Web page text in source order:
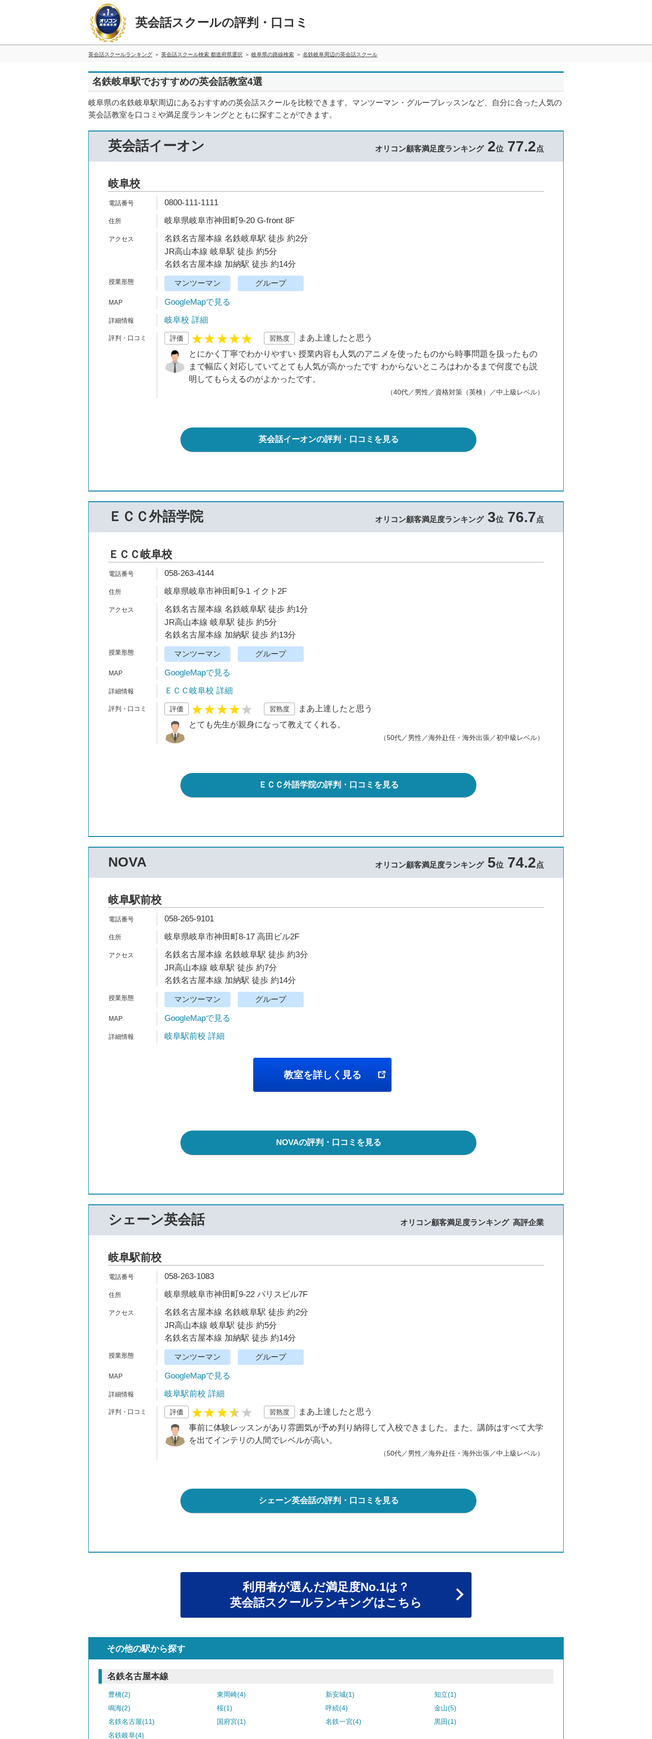
英会話スクールの評判・口コミ
英会話スクールランキング 英会話スクール検索 都道府県選択 岐阜県の路線検索 名鉄岐阜周辺の英会話スクール
名鉄岐阜駅でおすすめの英会話教室4選
岐阜県の名鉄岐阜駅周辺にあるおすすめの英会話スクールを比較できます。マンツーマン・グループレッスンなど、自分に合った人気の
英会話教室を口コミや満足度ランキングとともに探すことができます。
英会話イーオン オリコン顧客満足度ランキング2位 77.2点
岐阜校
0800-111-1111
岐阜県岐阜市神田町9-20 G-front 8F
名鉄名古屋本線 名鉄岐阜駅 徒歩 約2分
JR高山本線 岐阜駅 徒歩 約5分
名鉄名古屋本線 加納駅 徒歩 約14分
マンツーマン グループ
GoogleMapで見る
岐阜校 詳細
評価 習熟度
まあ上達したと思う
とにかく丁寧でわかりやすい 授業内容も人気のアニメを使ったものから時事問題を扱ったもの
まで幅広く対応していてとても人気が高かったです わからないところはわかるまで何度でも説
明してもらえるのがよかったです。
（40代／男性／資格対策（英検）／中上級レベル）
英会話イーオンの評判・口コミを見る
ＥＣＣ外語学院 オリコン顧客満足度ランキング3位 76.7点
ＥＣＣ岐阜校
058-263-4144
岐阜県岐阜市神田町9-1 イクト2F
名鉄名古屋本線 名鉄岐阜駅 徒歩 約1分
JR高山本線 岐阜駅 徒歩 約5分
名鉄名古屋本線 加納駅 徒歩 約13分
マンツーマン グループ
GoogleMapで見る
ＥＣＣ岐阜校 詳細
評価 習熟度
まあ上達したと思う
とても先生が親身になって教えてくれる。
（50代／男性／海外赴任・海外出張／初中級レベル）
ＥＣＣ外語学院の評判・口コミを見る
NOVA オリコン顧客満足度ランキング5位 74.2点
岐阜駅前校
058-265-9101
岐阜県岐阜市神田町8-17 高田ビル2F
名鉄名古屋本線 名鉄岐阜駅 徒歩 約3分
JR高山本線 岐阜駅 徒歩 約7分
名鉄名古屋本線 加納駅 徒歩 約14分
マンツーマン グループ
GoogleMapで見る
岐阜駅前校 詳細
教室を詳しく見る
NOVAの評判・口コミを見る
シェーン英会話 オリコン顧客満足度ランキング 高評企業
岐阜駅前校
058-263-1083
岐阜県岐阜市神田町9-22 パリスビル7F
名鉄名古屋本線 名鉄岐阜駅 徒歩 約2分
JR高山本線 岐阜駅 徒歩 約5分
名鉄名古屋本線 加納駅 徒歩 約14分
マンツーマン グループ
GoogleMapで見る
岐阜駅前校 詳細
評価 習熟度
まあ上達したと思う
事前に体験レッスンがあり雰囲気が予め判り納得して入校できました。また、講師はすべて大学
を出てインテリの人間でレベルが高い。
（50代／男性／海外赴任・海外出張／中上級レベル）
シェーン英会話の評判・口コミを見る
利用者が選んだ満足度No.1は？
英会話スクールランキングはこちら
その他の駅から探す
名鉄名古屋本線
豊橋(2) 東岡崎(4) 新安城(1)
知立(1)
鳴海(2)
桜(1) 呼続(4)
金山(5)
名鉄名古屋(11)
国府宮(1) 名鉄一宮(4)
黒田(1)
名鉄岐阜(4)